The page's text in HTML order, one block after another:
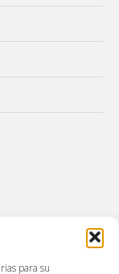
para su